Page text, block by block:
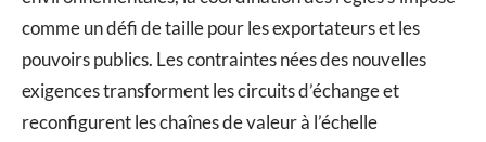
comme un défi de taille pour les exportateurs et les
pouvoirs publics. Les contraintes nées des nouvelles
exigences transforment les circuits d’échange et
reconfigurent les chaînes de valeur à l’échelle